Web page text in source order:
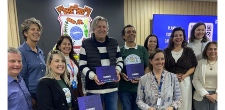
08/08/2026 | 07:00
Teatro Bruno Nitz terá concerto “Rock ao Piano” neste sábado
BALNEÁRIO CAMBORIÚ